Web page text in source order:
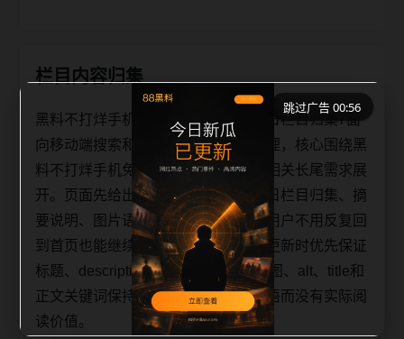
栏目内容归集
黑料不打烊手机免费观看今日黑料今日栏目归集7面
向移动端搜索和站内连续阅读场景整理，核心围绕黑
料不打烊手机免费观看、今日黑料和相关长尾需求展
开。页面先给出清晰主题，再补充今日栏目归集、摘
要说明、图片语义和可点击入口，让用户不用反复回
到首页也能继续浏览同类内容。每日更新时优先保证
标题、description、canonical、主题图、alt、title和
正文关键词保持一致，避免只替换词语而没有实际阅
读价值。
跳过广告 00:56